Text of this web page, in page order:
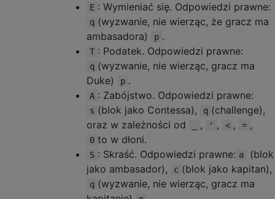
E : Wymieniać się. Odpowiedzi prawne:
q (wyzwanie, nie wierząc, że gracz ma
ambasadora)
p .
T : Podatek. Odpowiedzi prawne:
q (wyzwanie, nie wierząc, gracz ma
Duke)
p .
A : Zabójstwo. Odpowiedzi prawne:
s (blok jako Contessa), q (challenge),
oraz w zależności od
, ' , < , = ,
0 to w dłoni.
S : Skraść. Odpowiedzi prawne: a
(blok
jako ambasador),
c (blok jako kapitan),
q (wyzwanie, nie wierząc, gracz ma